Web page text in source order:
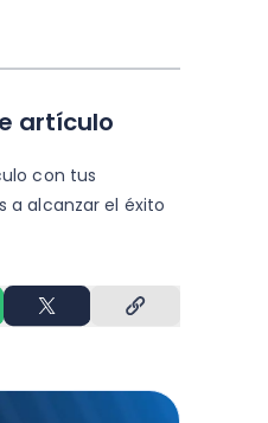
artículo
con tus
a alcanzar el éxito